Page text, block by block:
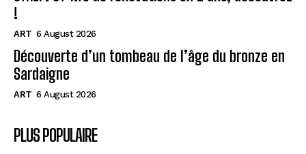
!
ART 6 August 2026
Découverte d’un tombeau de l’âge du bronze en
Sardaigne
ART 6 August 2026
PLUS POPULAIRE